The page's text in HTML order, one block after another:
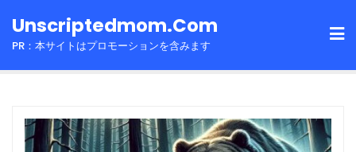
toUnscriptedmom.com
PR：本サイトはプロモーションを含みます